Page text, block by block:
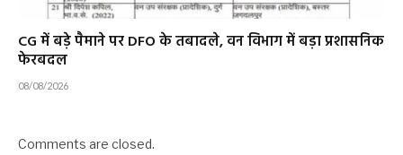
CG में बड़े पैमाने पर DFO के तबादले, वन विभाग में बड़ा प्रशासनिक
फेरबदल
08/08/2026
Comments are closed.